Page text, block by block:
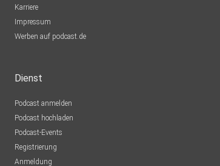
Karriere
Impressum
Werben auf podcast.de
Dienst
Podcast anmelden
Podcast hochladen
Podcast-Events
Registrierung
Anmeldung